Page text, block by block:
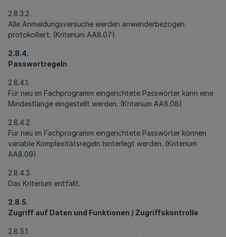
2.8.3.2.
Alle Anmeldungsversuche werden anwenderbezogen
protokolliert. (Kriterium AA8.07)
2.8.4.
Passwortregeln
2.8.4.1.
Für neu im Fachprogramm eingerichtete Passwörter kann eine
Mindestlänge eingestellt werden. (Kriterium AA8.08)
2.8.4.2.
Für neu im Fachprogramm eingerichtete Passwörter können
variable Komplexitätsregeln hinterlegt werden. (Kriterium
AA8.09)
2.8.4.3.
Das Kriterium entfällt.
2.8.5.
Zugriff auf Daten und Funktionen / Zugriffskontrolle
2.8.5.1.